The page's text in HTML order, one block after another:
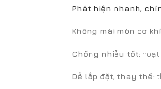
Phát hiện nhanh,
Không mài mòn cơ
Chống nhiễu tốt: hoạt
Dễ lắp đặt, thay thế: